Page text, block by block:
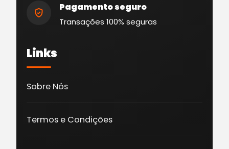
Pagamento seguro
Transações 100% seguras
Links
Sobre Nós
Termos e Condições